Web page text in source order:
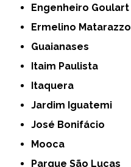
Engenheiro Goulart
Ermelino Matarazzo
Guaianases
Itaim Paulista
Itaquera
Jardim Iguatemi
José Bonifácio
Mooca
Parque São Lucas